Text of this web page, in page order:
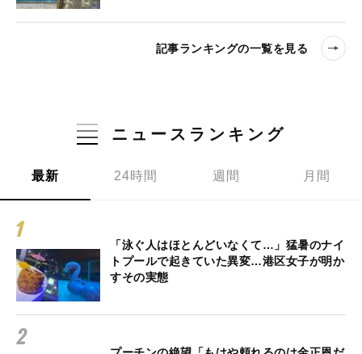
記事ランキングの一覧を見る
ニュースランキング
最新 24時間 週間 月間
「泳ぐ人はほとんどいなくて…」猛暑のナイ
トプールで起きていた異変…港区女子が明か
すその実態